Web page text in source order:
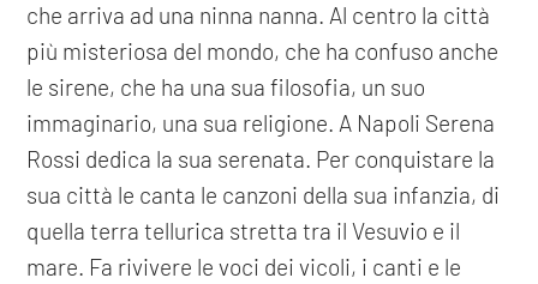
che arriva ad una ninna nanna. Al centro la città
più misteriosa del mondo, che ha confuso anche
le sirene, che ha una sua filosofia, un suo
immaginario, una sua religione. A Napoli Serena
Rossi dedica la sua serenata. Per conquistare la
sua città le canta le canzoni della sua infanzia, di
quella terra tellurica stretta tra il Vesuvio e il
mare. Fa rivivere le voci dei vicoli, i canti e le